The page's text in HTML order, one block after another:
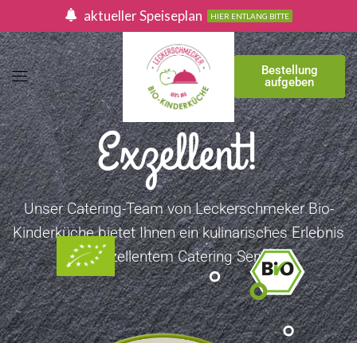
aktueller Speiseplan HIER ENTLANG BITTE
Bestellung
aufgeben
Exzellent!
Unser Catering-Team von Leckerschmeker Bio-
Kinderküche bietet Ihnen ein kulinarisches Erlebnis
mit exzellentem Catering Service.